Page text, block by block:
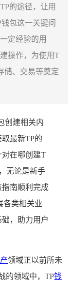
的途径，让用
包这一关键问
定经验的用
操作，为使用T
储、交易等奠定
创建相关内
最新TP的
在哪创建T
无论是新手
南顺利完成
各类相关业
，助力用户
领域正以前所未
的领域中，TP钱